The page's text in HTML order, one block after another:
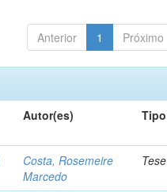
Anterior 1 Próximo
Autor(es) Tipo
Costa, Rosemeire
Marcedo
Tese